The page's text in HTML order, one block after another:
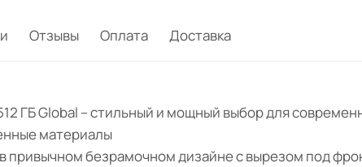
Отзывы Оплата Доставка
ГБ Global – стильный и мощный выбор для
материалы
привычном безрамочном дизайне с вырезом под